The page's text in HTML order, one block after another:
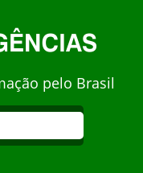
pelo Brasil